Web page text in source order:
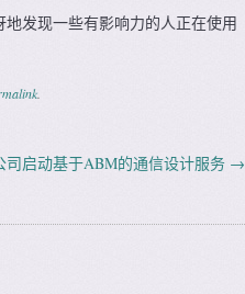
发现一些有影响力的人正在使用
.
司启动基于ABM的通信设计服务 →